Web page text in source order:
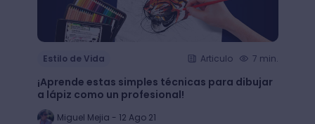
Estilo de Vida Articulo 7 min.
¡Aprende estas simples técnicas para dibujar
a lápiz como un profesional!
Miguel Mejia - 12 Ago 21